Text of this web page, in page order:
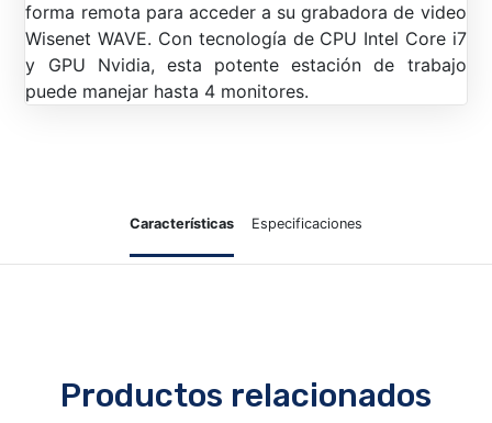
forma remota para acceder a su grabadora de video
Wisenet WAVE. Con tecnología de CPU Intel Core i7
y GPU Nvidia, esta potente estación de trabajo
puede manejar hasta 4 monitores.
Características Especificaciones
Productos relacionados